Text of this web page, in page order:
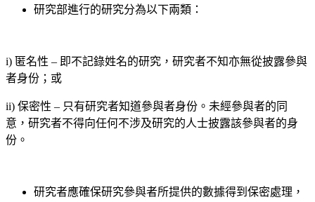
研究部進行的研究分為以下兩類：
i) 匿名性 – 即不記錄姓名的研究，研究者不知亦無從披露參與
者身份；或
ii) 保密性 – 只有研究者知道參與者身份。未經參與者的同
意，研究者不得向任何不涉及研究的人士披露該參與者的身
份。
研究者應確保研究參與者所提供的數據得到保密處理，